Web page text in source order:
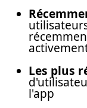
Les plus
l'app